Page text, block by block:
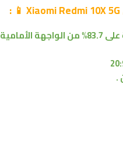
📱
:
من
الواجهة الأمامية